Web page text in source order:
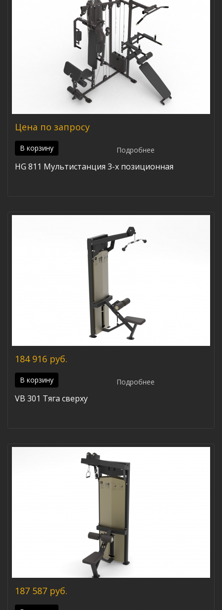
Цена по запросу
В корзину Подробнее
HG 811 Мультистанция 3-х позиционная
184 916 руб.
В корзину Подробнее
VB 301 Тяга сверху
187 587 руб.